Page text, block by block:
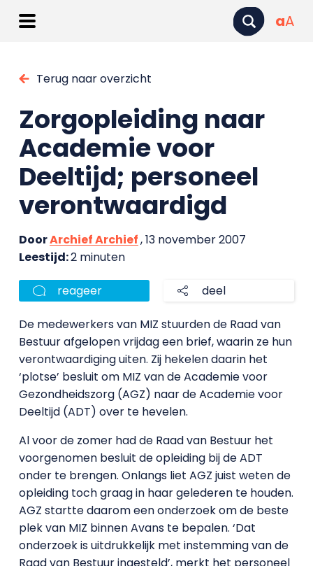
aA
Terug naar overzicht
Zorgopleiding naar
Academie voor
Deeltijd; personeel
verontwaardigd
DoorArchief Archief, 13 november 2007
Leestijd:2 minuten
reageer deel
De medewerkers van MIZ stuurden de Raad van
Bestuur afgelopen vrijdag een brief, waarin ze hun
verontwaardiging uiten. Zij hekelen daarin het
‘plotse’ besluit om MIZ van de Academie voor
Gezondheidszorg (AGZ) naar de Academie voor
Deeltijd (ADT) over te hevelen.
Al voor de zomer had de Raad van Bestuur het
voorgenomen besluit de opleiding bij de ADT
onder te brengen. Onlangs liet AGZ juist weten de
opleiding toch graag in haar gelederen te houden.
AGZ startte daarom een onderzoek om de beste
plek van MIZ binnen Avans te bepalen. ‘Dat
onderzoek is uitdrukkelijk met instemming van de